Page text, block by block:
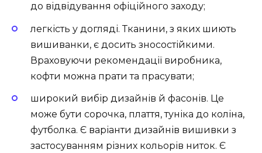
до відвідування офіційного заходу;
легкість у догляді. Тканини, з яких шиють
вишиванки, є досить зносостійкими.
Враховуючи рекомендації виробника,
кофти можна прати та прасувати;
широкий вибір дизайнів й фасонів. Це
може бути сорочка, плаття, туніка до коліна,
футболка. Є варіанти дизайнів вишивки з
застосуванням різних кольорів ниток. Є